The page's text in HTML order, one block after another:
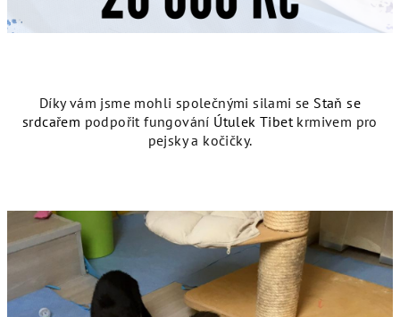
Díky vám jsme mohli společnými silami se Staň se
srdcařem podpořit fungování Útulek Tibetkrmivem pro
pejsky a kočičky.